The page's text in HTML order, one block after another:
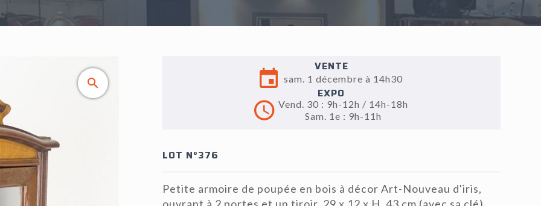
VENTE
sam. 1 décembre à 14h30
EXPO
Vend. 30 : 9h-12h / 14h-18h
Sam. 1e : 9h-11h
LOT N°376
Petite armoire de poupée en bois à décor Art-Nouveau d'iris,